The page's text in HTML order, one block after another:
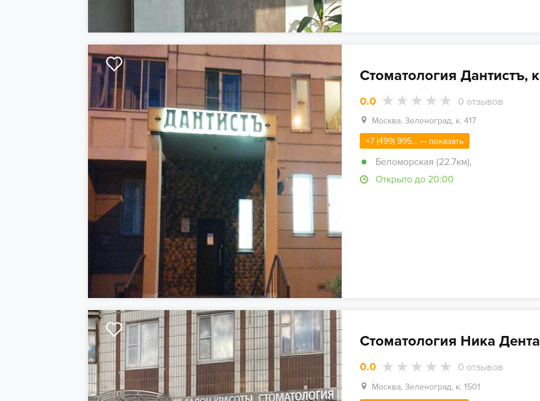
Стоматология Дантистъ,
0.0 0 отзывов
Москва, Зеленоград, к. 417
+7 (499) 995... — показать
Беломорская (22.7км),
Открыто до 20:00
Стоматология Ника
0.0 0 отзывов
Москва, Зеленоград, к. 1501